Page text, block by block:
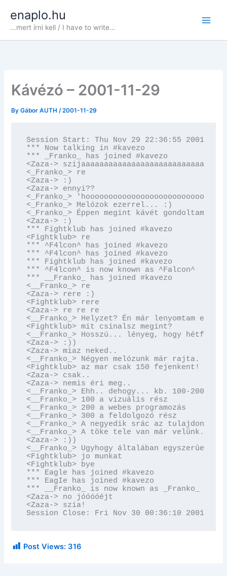
content
enaplo.hu
...mert írni kell / I have to write...
Kávézó – 2001-11-29
ByGábor AUTH/2001-11-29
Session Start: Thu Nov 29 22:36:55 2001
*** Now talking in #kavezo
*** _Franko_ has joined #kavezo
<Zaza->
<_Franko_> re
<Zaza-> :)
<Zaza-> ennyi??
<_Franko_>
<_Franko_> Melózok ezerrel... :)
<_Franko_> Éppen megint kávét gondoltam
<Zaza-> :)
*** Fightklub has joined #kavezo
<Fightklub> re
*** ^F4lcon^ has joined #kavezo
*** ^F4lcon^ has joined #kavezo
*** Fightklub has joined #kavezo
*** ^F4lcon^ is now known as ^Falcon^
*** __Franko_ has joined #kavezo
<__Franko_> re
<Zaza-> rere :)
<Fightklub> rere
<Zaza-> re re re
<__Franko_> Helyzet? Én már lenyomtam
<Fightklub> mit csinalsz megint?
<__Franko_> Hosszú... lényeg, hogy
<Zaza-> :))
<Zaza-> miaz neked..
<__Franko_> Négyen melózunk már rajta.
<Fightklub> az mar csak 150 fejenkent!
<Zaza-> csak..
<Zaza-> nemis éri meg..
<__Franko_> Ehh.. dehogy... kb. 100-200-
<__Franko_> 100 a vizuális rész
<__Franko_> 200 a webes programozás
<__Franko_> 300 a feldolgozó rész
<__Franko_> A negyedik srác az
<__Franko_> A töke tele van már velünk...
<Zaza-> :))
<__Franko_> Ugyhogy általában
<Fightklub> jo munkat
<Fightklub> bye
*** Eagle has joined #kavezo
*** EagIe has joined #kavezo
*** __Franko_ is now known as _Franko_
<Zaza-> no jóóóóéjt
<Zaza-> szia!
Session Close: Fri Nov 30 00:36:10 2001
Post Views: 316